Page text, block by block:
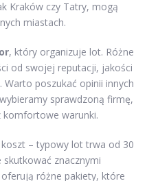
Kraków czy Tatry, mogą
miastach.
, który organizuje lot. Różne
od swojej reputacji, jakości
Warto poszukać opinii innych
sprawdzoną firmę,
komfortowe warunki.
koszt – typowy lot trwa od 30
znacznymi
różne pakiety, które